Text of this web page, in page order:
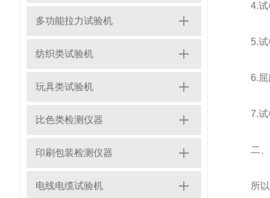
多功能拉力试验机
纺织类试验机
玩具类试验机
比色类检测仪器
印刷包装检测仪器
电线电缆试验机
4.试样
5.试样
6.屈服
7.试样
二、根
所以用